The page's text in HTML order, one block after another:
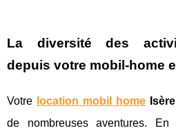
La diversité des
depuis votre mobil-home
Votre location mobil homeIsère
de nombreuses aventures. En